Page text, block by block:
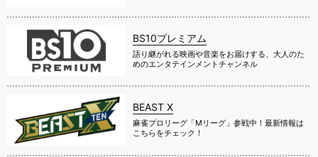
BS10プレミアム
語り継がれる映画や音楽をお届けする、大人のた
めのエンタテインメントチャンネル
BEAST X
麻雀プロリーグ「Mリーグ」参戦中！最新情報は
こちらをチェック！